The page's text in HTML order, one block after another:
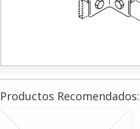
Productos Recomendados: